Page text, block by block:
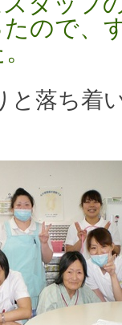
ので、
と落ち着